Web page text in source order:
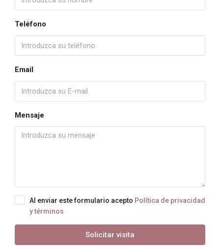
Teléfono
Email
Mensaje
Al enviar este formulario acepto Política de privacidad
y términos
Solicitar visita